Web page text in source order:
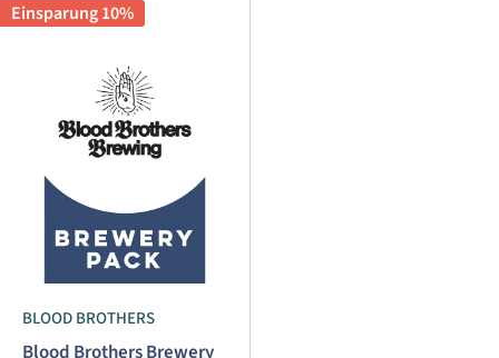
Einsparung 10%
BLOOD BROTHERS
Blood Brothers Brewery